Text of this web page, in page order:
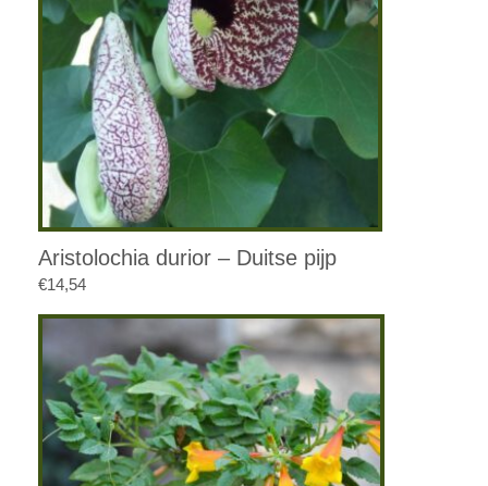
Aristolochia durior – Duitse pijp
€14,54